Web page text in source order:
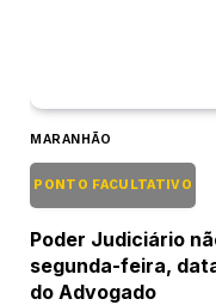
MARANHÃO
PONTO FACULTATIVO
Poder Judiciário
segunda-feira,
do Advogado